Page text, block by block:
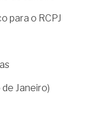
para o RCPJ
de Janeiro)